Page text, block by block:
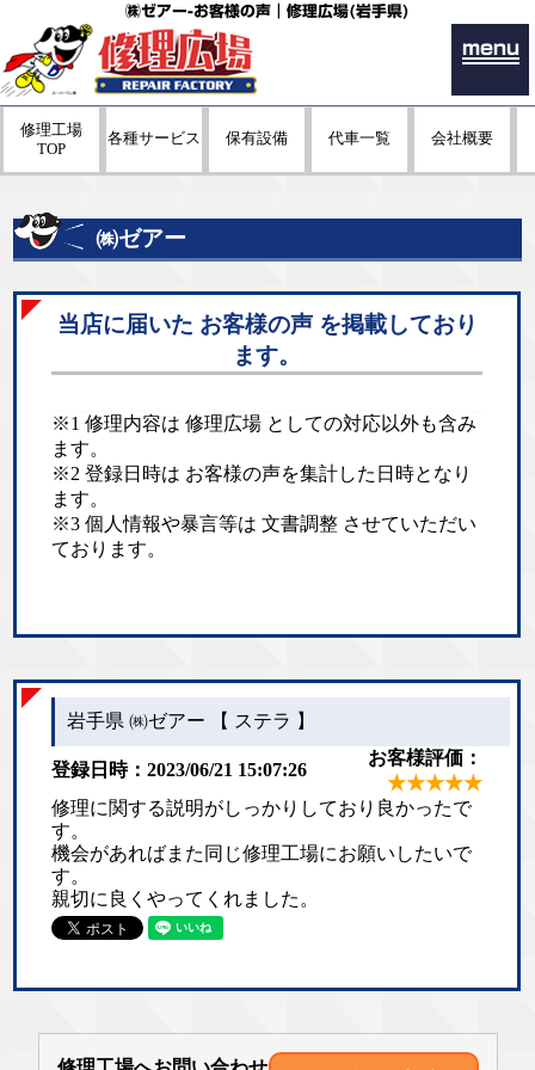
㈱ゼアー-お客様の声｜修理広場(岩手県)
menu
修理工場
TOP
各種サービス 保有設備 代車一覧 会社概要
㈱ゼアー
当店に届いた お客様の声 を掲載しており
ます。
※1 修理内容は 修理広場 としての対応以外も含み
ます。
※2 登録日時は お客様の声を集計した日時となり
ます。
※3 個人情報や暴言等は 文書調整 させていただい
ております。
岩手県 ㈱ゼアー 【 ステラ 】
登録日時：2023/06/21 15:07:26
お客様評価：
★★★★★
修理に関する説明がしっかりしており良かったで
す。
機会があればまた同じ修理工場にお願いしたいで
す。
親切に良くやってくれました。